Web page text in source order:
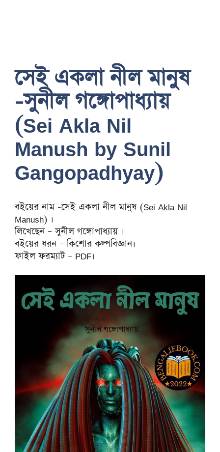
সেই একলা নীল মানুষ
-সুনীল গঙ্গোপাধ্যায়
(Sei Akla Nil
Manush by Sunil
Gangopadhyay)
বইয়ের নাম -সেই একলা নীল মানুষ (Sei Akla Nil
Manush) ।
লিখেছেন – সুনীল গঙ্গোপাধ্যায় ।
বইয়ের ধরন – কিশোর কল্পবিজ্ঞান।
ফাইল ফরম্যাট – PDF।